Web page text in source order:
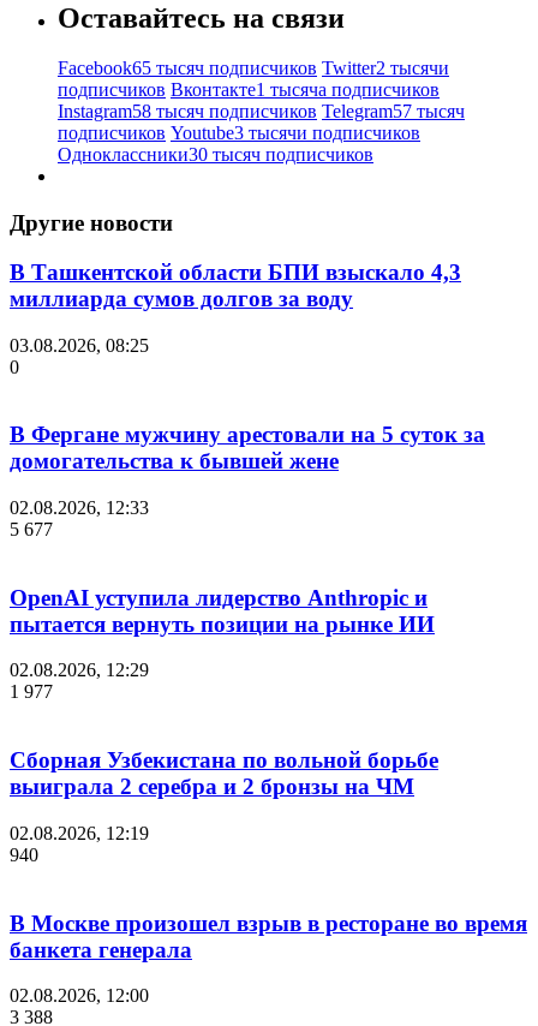
Оставайтесь на связи
Facebook65 тысяч подписчиков Twitter2 тысячи
подписчиков Вконтакте1 тысяча подписчиков
Instagram58 тысяч подписчиков Telegram57 тысяч
подписчиков Youtube3 тысячи подписчиков
Одноклассники30 тысяч подписчиков
Другие новости
В Ташкентской области БПИ взыскало 4,3
миллиарда сумов долгов за воду
03.08.2026, 08:25
0
В Фергане мужчину арестовали на 5 суток за
домогательства к бывшей жене
02.08.2026, 12:33
5 677
OpenAI уступила лидерство Anthropic и
пытается вернуть позиции на рынке ИИ
02.08.2026, 12:29
1 977
Сборная Узбекистана по вольной борьбе
выиграла 2 серебра и 2 бронзы на ЧМ
02.08.2026, 12:19
940
В Москве произошел взрыв в ресторане во время
банкета генерала
02.08.2026, 12:00
3 388